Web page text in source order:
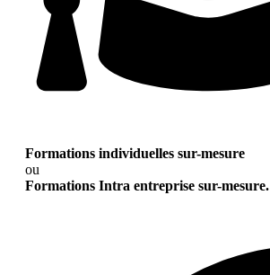
Formations individuelles sur-mesure
ou
Formations Intra entreprise sur-mesure.